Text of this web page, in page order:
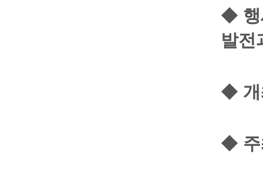
◆
발
◆
◆